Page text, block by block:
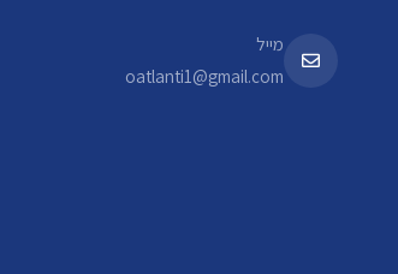
מייל
oatlanti1@gmail.com